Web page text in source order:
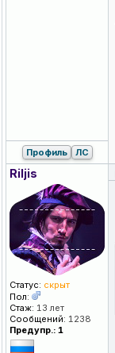
Профиль ЛС
Riljis
Статус: скрыт
Пол:
Стаж: 13 лет
Сообщений: 1238
Предупр.: 1